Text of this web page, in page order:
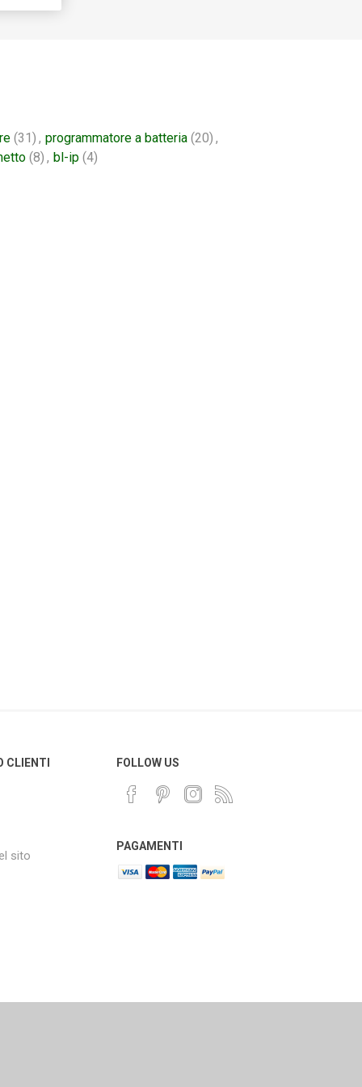
(31) , programmatore a batteria (20) ,
(8) , bl-ip (4)
CLIENTI
sito
FOLLOW US
PAGAMENTI